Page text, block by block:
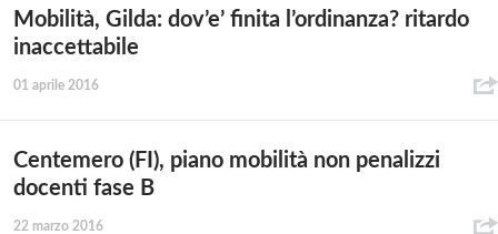
Mobilità, Gilda: dov’e’ finita l’ordinanza? ritardo
inaccettabile
01 aprile 2016
Centemero (FI), piano mobilità non penalizzi
docenti fase B
22 marzo 2016